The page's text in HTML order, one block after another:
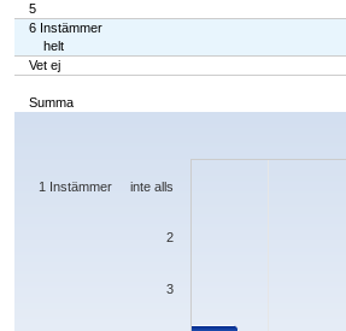
5
6 Instämmer
helt
Vet ej
Summa
Chart
The chart has 1 X axis displaying categories.
3
2
1 Instämmer inte alls